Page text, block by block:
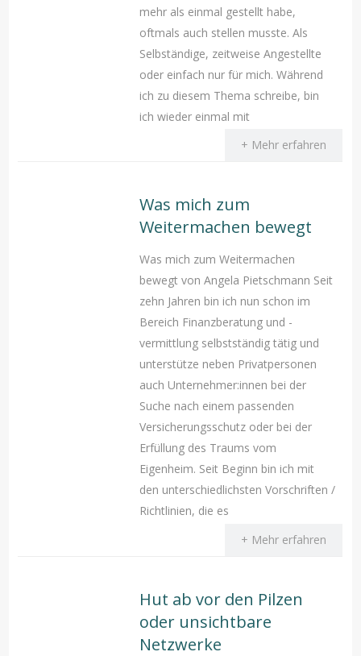
mehr als einmal gestellt habe,
oftmals auch stellen musste. Als
Selbständige, zeitweise Angestellte
oder einfach nur für mich. Während
ich zu diesem Thema schreibe, bin
ich wieder einmal mit
+ Mehr erfahren
Was mich zum
Weitermachen bewegt
Was mich zum Weitermachen
bewegt von Angela Pietschmann Seit
zehn Jahren bin ich nun schon im
Bereich Finanzberatung und -
vermittlung selbstständig tätig und
unterstütze neben Privatpersonen
auch Unternehmer:innen bei der
Suche nach einem passenden
Versicherungsschutz oder bei der
Erfüllung des Traums vom
Eigenheim. Seit Beginn bin ich mit
den unterschiedlichsten Vorschriften /
Richtlinien, die es
+ Mehr erfahren
Hut ab vor den Pilzen
oder unsichtbare
Netzwerke